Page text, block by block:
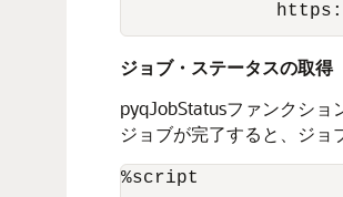
ジョブ・ステータスの取得
pyqJobStatusファンクショ
ジョブが完了すると、ジョ
%script